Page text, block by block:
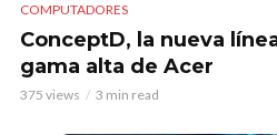
COMPUTADORES
ConceptD, la nueva
gama alta de Acer
375 views 3 min read